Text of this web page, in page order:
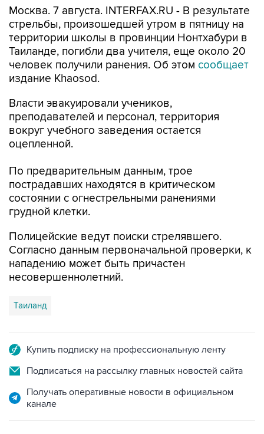
территории школы в провинции Нонтхабури в
Таиланде, погибли два учителя, еще около 20
человек получили ранения. Об этомсообщает
издание Khaosod.
Власти эвакуировали учеников,
вокруг учебного заведения остается
оцепленной.
По предварительным данным, трое
состоянии с огнестрельными ранениями
грудной клетки.
Полицейские ведут поиски стрелявшего.
нападению может быть причастен
несовершеннолетний.
Таиланд
Подписаться на рассылку главных новостей сайта
Получать оперативные новости в официальном